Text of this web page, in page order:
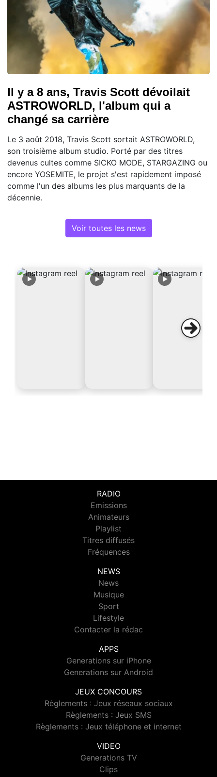
Il y a 8 ans, Travis Scott dévoilait
ASTROWORLD, l'album qui a
changé sa carrière
Le 3 août 2018, Travis Scott sortait ASTROWORLD,
son troisième album studio. Porté par des titres
devenus cultes comme SICKO MODE, STARGAZING ou
encore YOSEMITE, le projet s'est rapidement imposé
comme l'un des albums les plus marquants de la
décennie.
Voir toutes les news
RADIO
Emissions
Animateurs
Playlist
Titres diffusés
Fréquences
NEWS
News
Musique
Sport
Lifestyle
Contacter la rédac
APPS
Generations sur iPhone
Generations sur Android
JEUX CONCOURS
Règlements : Jeux réseaux sociaux
Règlements : Jeux SMS
Règlements : Jeux téléphone et internet
VIDEO
Generations TV
Clips